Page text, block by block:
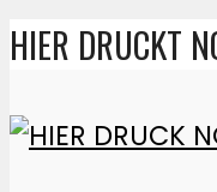
HIER DRUCKT